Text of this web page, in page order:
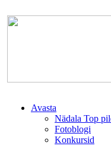
Avasta
Nädala Top
Fotoblogi
Konkursid